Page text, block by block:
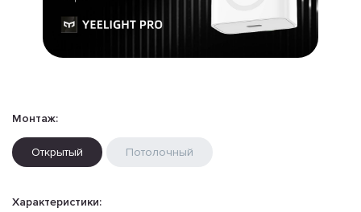
Монтаж:
Открытый Потолочный
Характеристики: